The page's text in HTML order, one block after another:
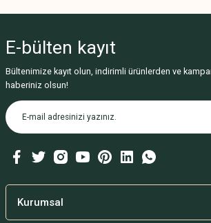
E-bülten kayıt
Bültenimize kayıt olun, indirimli ürünlerden ve
haberiniz olsun!
Kurumsal